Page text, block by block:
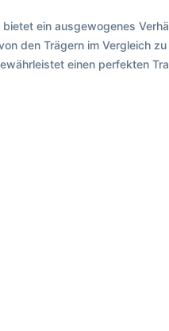
ein ausgewogenes
den Trägern im Vergleich
einen perfekten